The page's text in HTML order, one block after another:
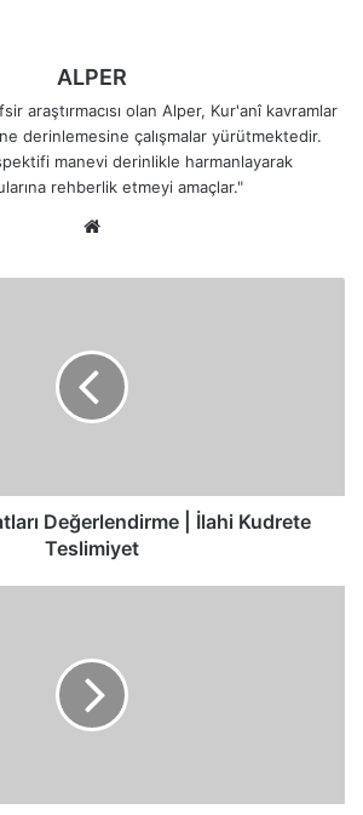
ALPER
araştırmacısı olan Alper, Kur'anî kavramlar
derinlemesine çalışmalar yürütmektedir.
manevi derinlikle harmanlayarak
rehberlik etmeyi amaçlar."
Değerlendirme | İlahi Kudrete
Teslimiyet